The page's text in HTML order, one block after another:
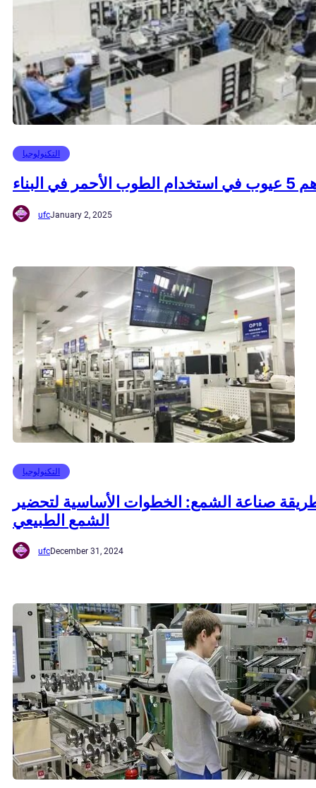
التكنولوجيا
الطوب الأحمر في البناء
ufcJanuary 2, 2025
التكنولوجيا
صناعة الشمع: الخطوات الأساسية لتحضير
الشمع الطبيعي
ufcDecember 31, 2024